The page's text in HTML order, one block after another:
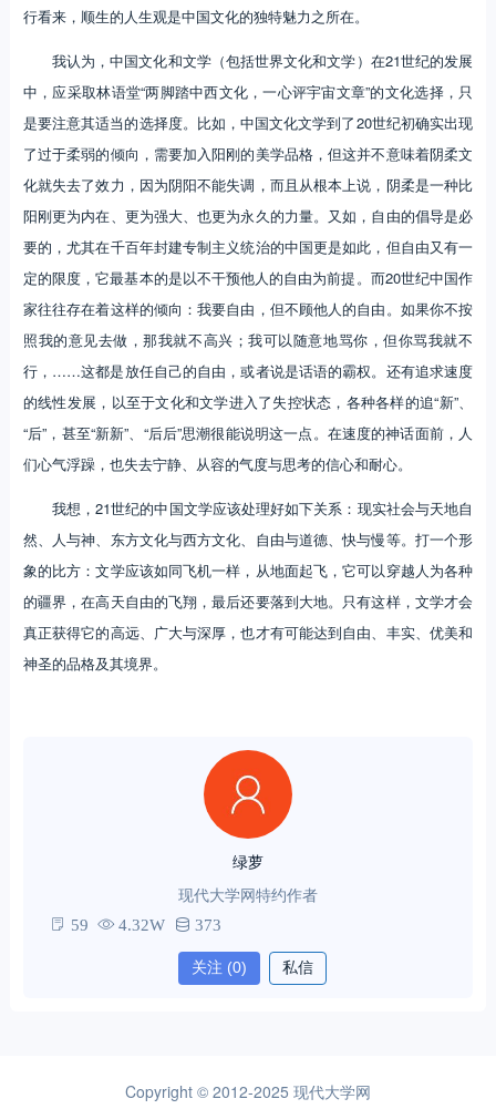
行看来，顺生的人生观是中国文化的独特魅力之所在。
我认为，中国文化和文学（包括世界文化和文学）在21世纪的发展
中，应采取林语堂“两脚踏中西文化，一心评宇宙文章”的文化选择，只
是要注意其适当的选择度。比如，中国文化文学到了20世纪初确实出现
了过于柔弱的倾向，需要加入阳刚的美学品格，但这并不意味着阴柔文
化就失去了效力，因为阴阳不能失调，而且从根本上说，阴柔是一种比
阳刚更为内在、更为强大、也更为永久的力量。又如，自由的倡导是必
要的，尤其在千百年封建专制主义统治的中国更是如此，但自由又有一
定的限度，它最基本的是以不干预他人的自由为前提。而20世纪中国作
家往往存在着这样的倾向：我要自由，但不顾他人的自由。如果你不按
照我的意见去做，那我就不高兴；我可以随意地骂你，但你骂我就不
行，……这都是放任自己的自由，或者说是话语的霸权。还有追求速度
的线性发展，以至于文化和文学进入了失控状态，各种各样的追“新”、
“后”，甚至“新新”、“后后”思潮很能说明这一点。在速度的神话面前，人
们心气浮躁，也失去宁静、从容的气度与思考的信心和耐心。
我想，21世纪的中国文学应该处理好如下关系：现实社会与天地自
然、人与神、东方文化与西方文化、自由与道德、快与慢等。打一个形
象的比方：文学应该如同飞机一样，从地面起飞，它可以穿越人为各种
的疆界，在高天自由的飞翔，最后还要落到大地。只有这样，文学才会
真正获得它的高远、广大与深厚，也才有可能达到自由、丰实、优美和
神圣的品格及其境界。
绿萝
现代大学网特约作者
59 4.32W 373
关注 (0) 私信
Copyright © 2012-2025 现代大学网